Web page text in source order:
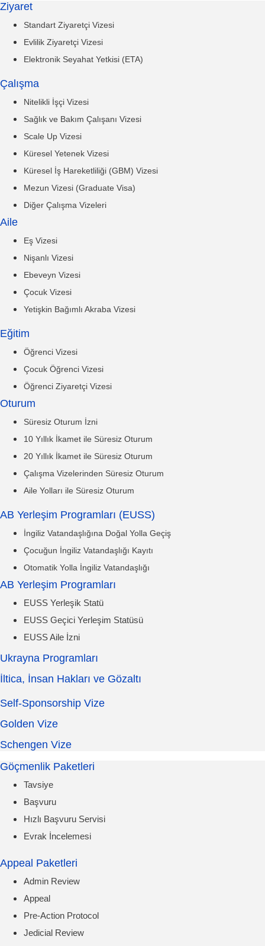
Ziyaret
Standart Ziyaretçi Vizesi
Evlilik Ziyaretçi Vizesi
Elektronik Seyahat Yetkisi (ETA)
Çalışma
Nitelikli İşçi Vizesi
Sağlık ve Bakım Çalışanı Vizesi
Scale Up Vizesi
Küresel Yetenek Vizesi
Küresel İş Hareketliliği (GBM) Vizesi
Mezun Vizesi (Graduate Visa)
Diğer Çalışma Vizeleri
Aile
Eş Vizesi
Nişanlı Vizesi
Ebeveyn Vizesi
Çocuk Vizesi
Yetişkin Bağımlı Akraba Vizesi
Eğitim
Öğrenci Vizesi
Çocuk Öğrenci Vizesi
Öğrenci Ziyaretçi Vizesi
Oturum
Süresiz Oturum İzni
10 Yıllık İkamet ile Süresiz Oturum
20 Yıllık İkamet ile Süresiz Oturum
Çalışma Vizelerinden Süresiz Oturum
Aile Yolları ile Süresiz Oturum
AB Yerleşim Programları (EUSS)
İngiliz Vatandaşlığına Doğal Yolla Geçiş
Çocuğun İngiliz Vatandaşlığı Kayıtı
Otomatik Yolla İngiliz Vatandaşlığı
AB Yerleşim Programları
EUSS Yerleşik Statü
EUSS Geçici Yerleşim Statüsü
EUSS Aile İzni
Ukrayna Programları
İltica, İnsan Hakları ve Gözaltı
Self-Sponsorship Vize
Golden Vize
Schengen Vize
Göçmenlik Paketleri
Tavsiye
Başvuru
Hızlı Başvuru Servisi
Evrak İncelemesi
Appeal Paketleri
Admin Review
Appeal
Pre-Action Protocol
Jedicial Review